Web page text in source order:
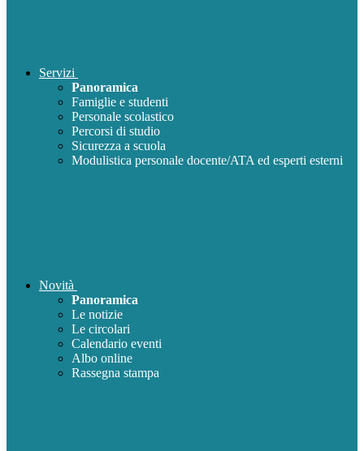
Servizi
Panoramica
Famiglie e studenti
Personale scolastico
Percorsi di studio
Sicurezza a scuola
Modulistica personale docente/ATA ed esperti esterni
Novità
Panoramica
Le notizie
Le circolari
Calendario eventi
Albo online
Rassegna stampa